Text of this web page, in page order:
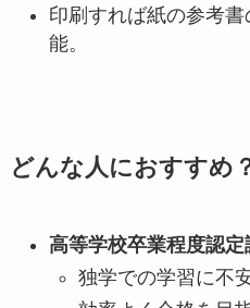
印刷すれば紙の参考
能。
どんな人におすすめ
高等学校卒業程度認
独学での学習に不